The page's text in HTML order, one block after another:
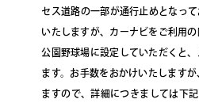
セス道路の一部が通行止めとなっ
いたしますが、カーナビをご利用
公園野球場に設定していただくと
ます。お手数をおかけいたします
ますので、詳細につきましては下